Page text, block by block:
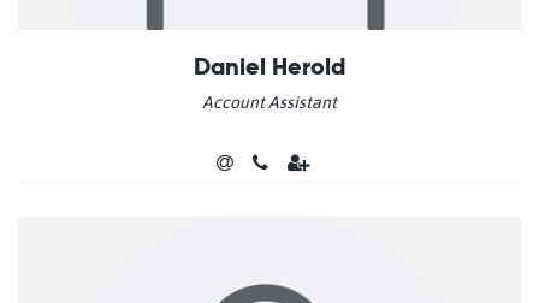
Daniel Herold
Account Assistant